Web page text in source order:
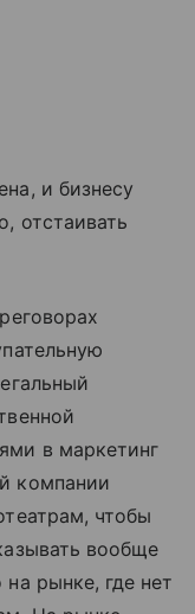
и бизнесу
отстаивать
в маркетинг
компании
чтобы
вообще
рынке, где нет